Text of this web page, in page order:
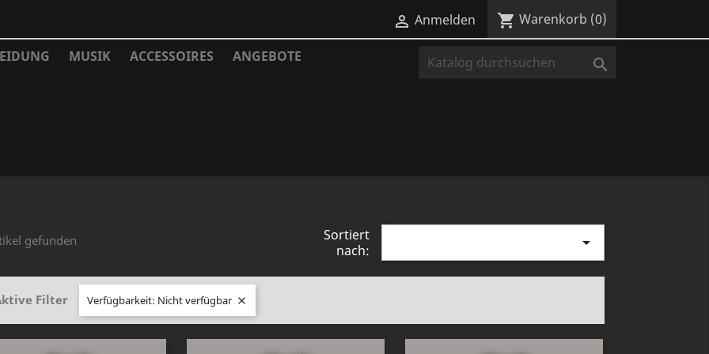
 Anmelden shopping_cart Warenkorb (0)
MUSIK ACCESSOIRES ANGEBOTE 
gefunden
Sortiert
nach:

Filter Verfügbarkeit: Nicht verfügbar 